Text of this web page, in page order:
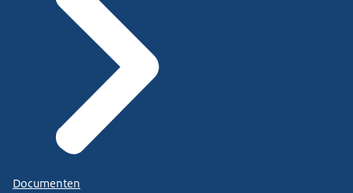
Documenten